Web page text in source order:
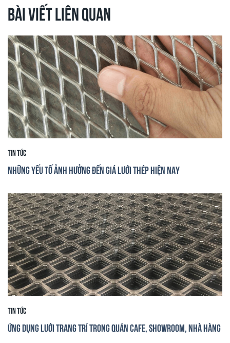
Bài viết liên quan
Tin tức
Những yếu tố ảnh hưởng đến giá lưới thép hiện nay
Tin tức
Ứng dụng lưới trang trí trong quán cafe, showroom, nhà hàng